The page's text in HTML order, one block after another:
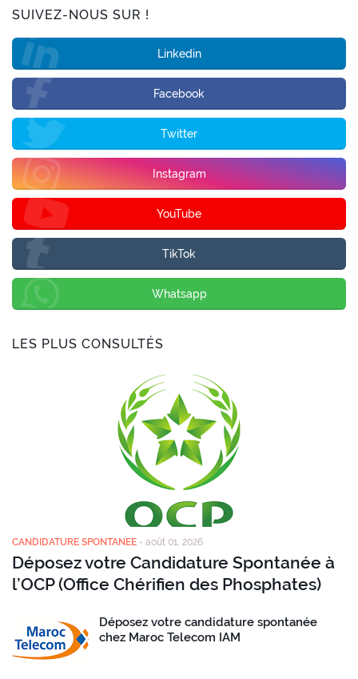
SUIVEZ-NOUS SUR !
Linkedin
Facebook
Twitter
Instagram
YouTube
TikTok
Whatsapp
LES PLUS CONSULTÉS
CANDIDATURE SPONTANEE - août 01, 2026
Déposez votre Candidature Spontanée à
l’OCP (Office Chérifien des Phosphates)
Déposez votre candidature spontanée
chez Maroc Telecom IAM